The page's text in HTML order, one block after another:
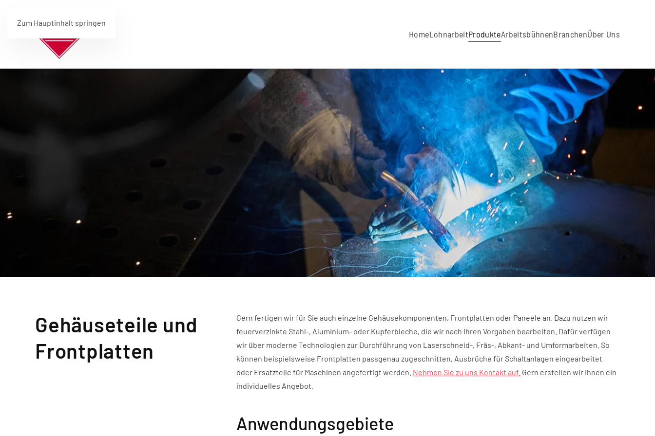
Zum Hauptinhalt springen
HomeLohnarbeitProdukteArbeitsbühnenBranchenÜber Uns
Gehäuseteile und
Frontplatten
Gern fertigen wir für Sie auch einzelne Gehäusekomponenten, Frontplatten oder Paneele an. Dazu nutzen wir
feuerverzinkte Stahl-, Aluminium- oder Kupferbleche, die wir nach Ihren Vorgaben bearbeiten. Dafür verfügen
wir über moderne Technologien zur Durchführung von Laserschneid-, Fräs-, Abkant- und Umformarbeiten. So
können beispielsweise Frontplatten passgenau zugeschnitten, Ausbrüche für Schaltanlagen eingearbeitet
oder Ersatzteile für Maschinen angefertigt werden. Nehmen Sie zu uns Kontakt auf. Gern erstellen wir Ihnen ein
individuelles Angebot.
Anwendungsgebiete